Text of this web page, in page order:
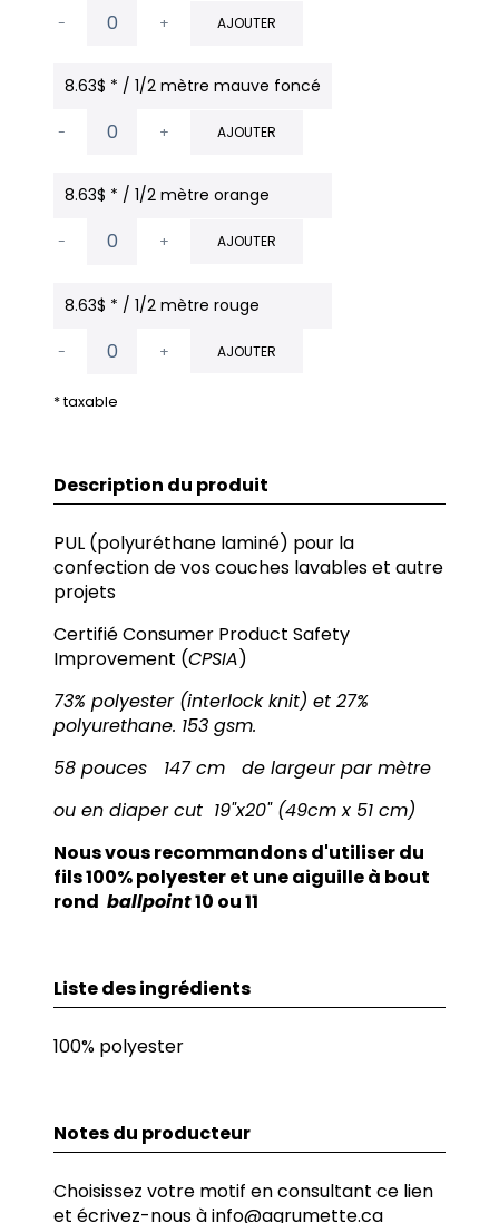
- + AJOUTER
8.63$ * / 1/2 mètre mauve foncé
- + AJOUTER
8.63$ * / 1/2 mètre orange
- + AJOUTER
8.63$ * / 1/2 mètre rouge
- + AJOUTER
* taxable
Description du produit
PUL (polyuréthane laminé) pour la
confection de vos couches lavables et autre
projets
Certifié Consumer Product Safety
Improvement (CPSIA)
73% polyester (interlock knit) et 27%
polyurethane. 153 gsm.
58 pouces 147 cm de largeur par mètre
ou en diaper cut 19"x20" (49cm x 51 cm)
Nous vous recommandons d'utiliser du
fils 100% polyester et une aiguille à bout
rond ballpoint10 ou 11
Liste des ingrédients
100% polyester
Notes du producteur
Choisissez votre motif en consultant ce lien
et écrivez-nous àinfo@agrumette.ca